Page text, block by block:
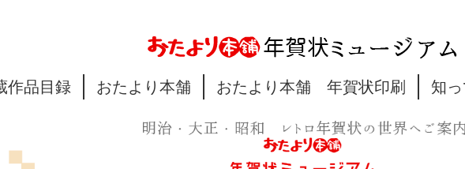
作品目録 おたより本舗 おたより本舗 年賀状印刷 知